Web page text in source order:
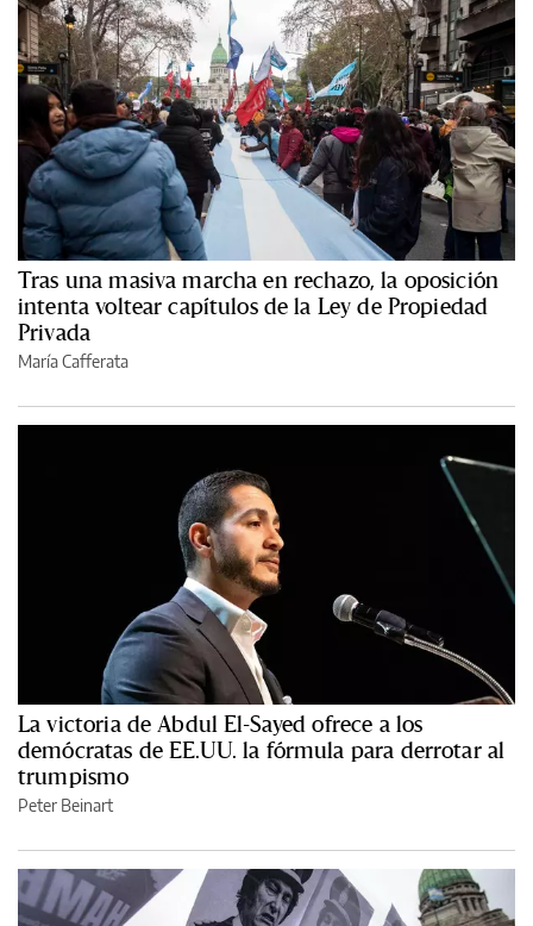
Tras una masiva marcha en rechazo, la oposición
intenta voltear capítulos de la Ley de Propiedad
Privada
María Cafferata
La victoria de Abdul El-Sayed ofrece a los
demócratas de EE.UU. la fórmula para derrotar al
trumpismo
Peter Beinart